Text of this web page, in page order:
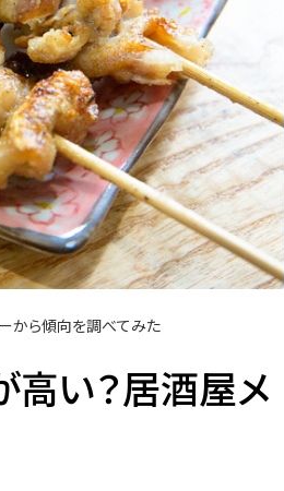
から傾向を調べてみた
高い？居酒屋メ